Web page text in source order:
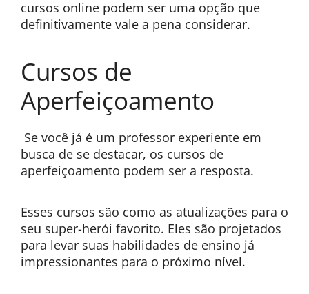
cursos online podem ser uma opção que
definitivamente vale a pena considerar.
Cursos de
Aperfeiçoamento
Se você já é um professor experiente em
busca de se destacar, os cursos de
aperfeiçoamento podem ser a resposta.
Esses cursos são como as atualizações para o
seu super-herói favorito. Eles são projetados
para levar suas habilidades de ensino já
impressionantes para o próximo nível.